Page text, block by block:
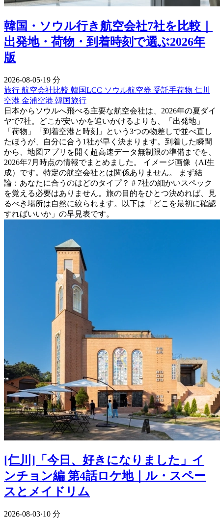
韓国・ソウル行き航空会社7社を比較｜
出発地・荷物・到着時刻で選ぶ2026年
版
2026-08-05·19 分
旅行 航空会社比較 韓国LCC ソウル航空券 受託手荷物 仁川
空港 金浦空港 韓国旅行
日本からソウルへ飛べる主要な航空会社は、2026年の夏ダイ
ヤで7社。どこが安いかを追いかけるよりも、「出発地」
「荷物」「到着空港と時刻」という3つの物差しで並べ直し
たほうが、自分に合う1社が早く決まります。到着した瞬間
から、地図アプリを開く超高速データ無制限の準備までを、
2026年7月時点の情報でまとめました。 イメージ画像（AI生
成）です。特定の航空会社とは関係ありません。 まず結
論：あなたに合うのはどのタイプ？ # 7社の細かいスペック
を覚える必要はありません。旅の目的をひとつ決めれば、見
るべき場所は自然に絞られます。以下は「どこを最初に確認
すればいいか」の早見表です。
[仁川]「今日、好きになりました」イ
ンチョン編 第4話ロケ地｜ル・スペー
スとメイドリム
2026-08-03·10 分